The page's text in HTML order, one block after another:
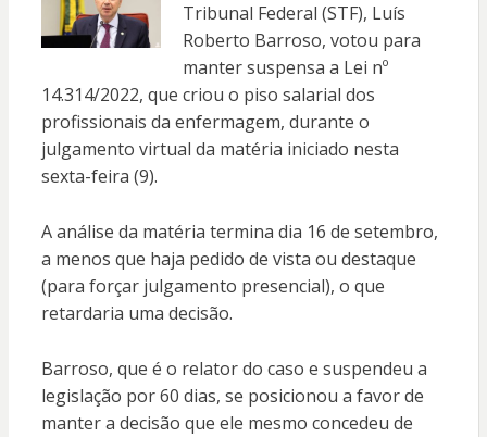
Tribunal Federal (STF), Luís
Roberto Barroso, votou para
manter suspensa a Lei nº
14.314/2022, que criou o piso salarial dos
profissionais da enfermagem, durante o
julgamento virtual da matéria iniciado nesta
sexta-feira (9).
A análise da matéria termina dia 16 de setembro,
a menos que haja pedido de vista ou destaque
(para forçar julgamento presencial), o que
retardaria uma decisão.
Barroso, que é o relator do caso e suspendeu a
legislação por 60 dias, se posicionou a favor de
manter a decisão que ele mesmo concedeu de